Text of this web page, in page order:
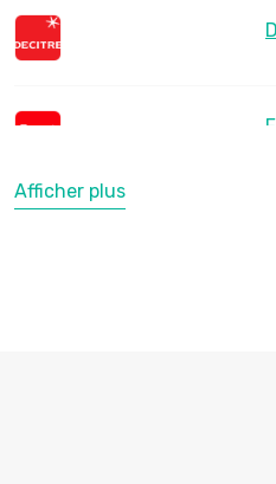
Afficher plus